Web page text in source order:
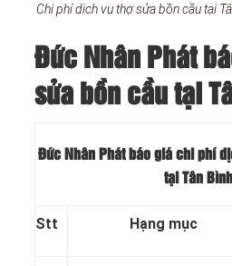
Chi phí dịch vụ thợ sửa bồn cầu tại
Đức Nhân Phát
sửa bồn cầu tại
Đức Nhân Phát báo giá chi phí
tại Tân Bình
Stt Hạng mục